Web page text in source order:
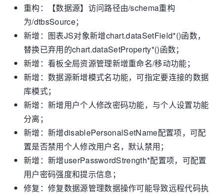
重构：【数据源】访问路径由/schema重构
为/dtbsSource；
新增：图表JS对象新增chart.dataSetField*()函数，
替换已弃用的chart.dataSetProperty*()函数；
新增：看板全局资源管理新增重命名/移动功能；
新增：数据源新增模式名功能，可指定要连接的数据
库模式；
新增：新增用户个人修改密码功能，与个人设置功能
分离；
新增：新增disablePersonalSetName配置项，可配
置是否禁用个人修改用户名，默认禁用；
新增：新增userPasswordStrength*配置项，可配置
用户密码强度和提示信息；
修复：修复数据源管理数据操作可能导致远程代码执